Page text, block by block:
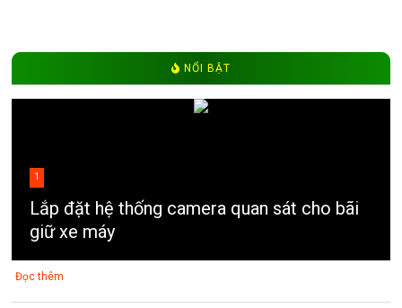
NỔI BẬT
1
Lắp đặt hệ thống camera quan sát cho bãi
giữ xe máy
Đọc thêm